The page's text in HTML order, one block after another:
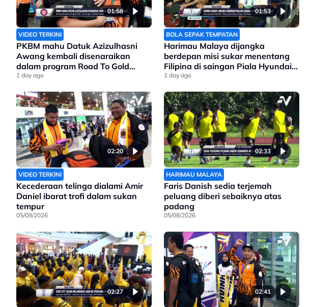
01:58
VIDEO TERKINI
PKBM mahu Datuk Azizulhasni
Awang kembali disenaraikan
dalam program Road To Gold
Olimpik 2028
1 day ago
01:53
BOLA SEPAK TEMPATAN
Harimau Malaya dijangka
berdepan misi sukar menentang
Filipina di saingan Piala Hyundai
Asean
1 day ago
02:20
VIDEO TERKINI
Kecederaan telinga dialami Amir
Daniel ibarat trofi dalam sukan
tempur
05/08/2026
02:33
HARIMAU MALAYA
Faris Danish sedia terjemah
peluang diberi sebaiknya atas
padang
05/08/2026
02:27 02:41